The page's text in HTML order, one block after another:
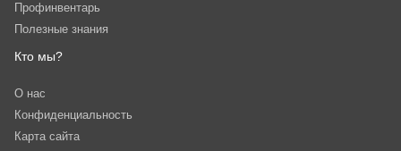
Профинвентарь
Полезные знания
Кто мы?
О нас
Конфиденциальность
Карта сайта